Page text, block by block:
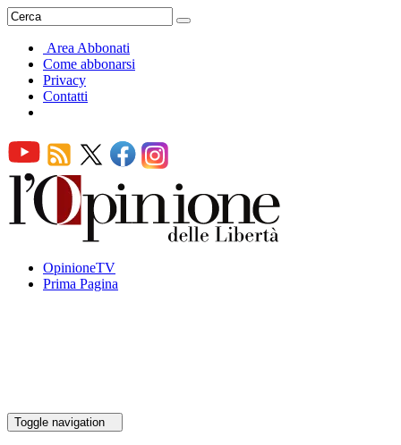
Area Abbonati
Come abbonarsi
Privacy
Contatti
OpinioneTV
Prima Pagina
Toggle navigation